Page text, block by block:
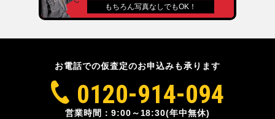
もちろん写真なしでもOK！
お電話での仮査定のお申込みも承ります
0120-914-094
営業時間：9:00～18:30(年中無休)